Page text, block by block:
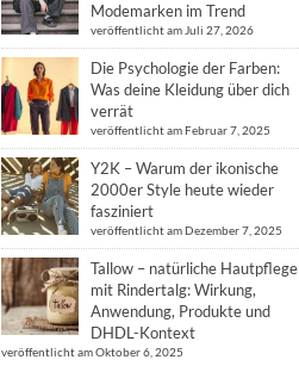
Modemarken im Trend
veröffentlicht am Juli 27, 2026
Die Psychologie der Farben:
Was deine Kleidung über dich
verrät
veröffentlicht am Februar 7, 2025
Y2K – Warum der ikonische
2000er Style heute wieder
fasziniert
veröffentlicht am Dezember 7, 2025
Tallow – natürliche Hautpflege
mit Rindertalg: Wirkung,
Anwendung, Produkte und
DHDL-Kontext
veröffentlicht am Oktober 6, 2025